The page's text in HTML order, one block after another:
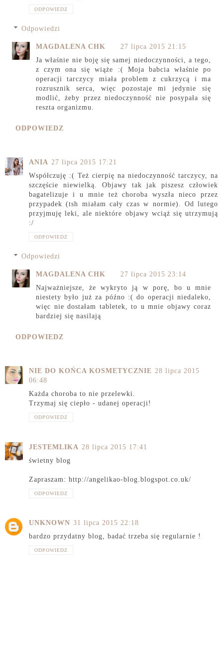
ODPOWIEDZ
Odpowiedzi
MAGDALENA CHK
27 lipca 2015 21:15
Ja właśnie nie boję się samej niedoczynności, a tego,
z czym ona się wiąże :( Moja babcia właśnie po
operacji tarczycy miała problem z cukrzycą i ma
rozrusznik serca, więc pozostaje mi jedynie się
modlić, żeby przez niedoczynność nie posypała się
reszta organizmu.
ODPOWIEDZ
ANIA 27 lipca 2015 17:21
Współczuję :( Też cierpię na niedoczynność tarczycy, na
szczęście niewielką. Objawy tak jak piszesz człowiek
bagatelizuje i u mnie też choroba wyszła nieco przez
przypadek (tsh miałam cały czas w normie). Od lutego
przyjmuję leki, ale niektóre objawy wciąż się utrzymują
:/
ODPOWIEDZ
Odpowiedzi
MAGDALENA CHK
27 lipca 2015 23:14
Najważniejsze, że wykryto ją w porę, bo u mnie
niestety było już za późno :( do operacji niedaleko,
więc nie dostałam tabletek, to u mnie objawy coraz
bardziej się nasilają
ODPOWIEDZ
NIE DO KOŃCA KOSMETYCZNIE 28 lipca 2015
06:48
Każda choroba to nie przelewki.
Trzymaj się ciepło - udanej operacji!
ODPOWIEDZ
JESTEMLIKA 28 lipca 2015 17:41
świetny blog
Zapraszam: http://angelikao-blog.blogspot.co.uk/
ODPOWIEDZ
UNKNOWN 31 lipca 2015 22:18
bardzo przydatny blog, badać trzeba się regularnie !
ODPOWIEDZ